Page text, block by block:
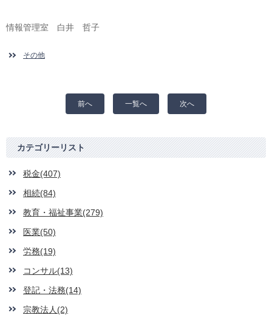
情報管理室 白井 哲子
その他
前へ 一覧へ 次へ
カテゴリーリスト
税金(407)
相続(84)
教育・福祉事業(279)
医業(50)
労務(19)
コンサル(13)
登記・法務(14)
宗教法人(2)